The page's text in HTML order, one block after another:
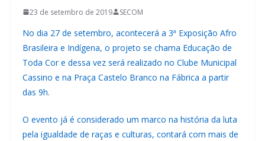
23 de setembro de 2019 SECOM
No dia 27 de setembro, acontecerá a 3ª Exposição Afro
Brasileira e Indígena, o projeto se chama Educação de
Toda Cor e dessa vez será realizado no Clube Municipal
Cassino e na Praça Castelo Branco na Fábrica a partir
das 9h.
O evento já é considerado um marco na história da luta
pela igualdade de raças e culturas, contará com mais de